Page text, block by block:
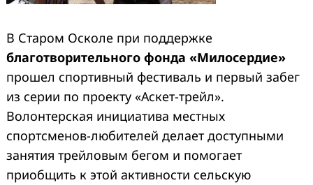
В Старом Осколе при поддержке
благотворительного фонда «Милосердие»
прошел спортивный фестиваль и первый забег
из серии по проекту «Аскет-трейл».
Волонтерская инициатива местных
спортсменов-любителей делает доступными
занятия трейловым бегом и помогает
приобщить к этой активности сельскую